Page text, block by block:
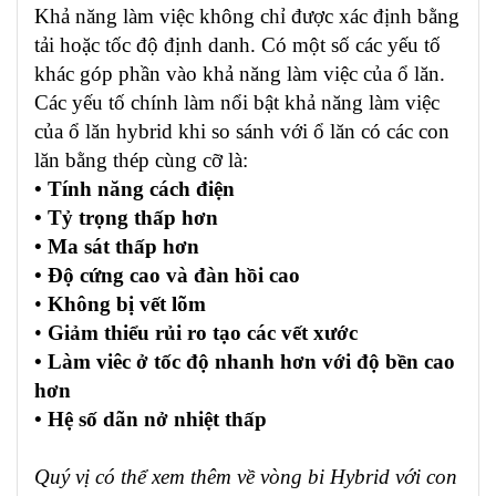
Khả năng làm việc không chỉ được xác định bằng
tải hoặc tốc độ định danh. Có một số các yếu tố
khác góp phần vào khả năng làm việc của ổ lăn.
Các yếu tố chính làm nổi bật khả năng làm việc
của ổ lăn hybrid khi so sánh với ổ lăn có các con
lăn bằng thép cùng cỡ là:
• Tính năng cách điện
• Tỷ trọng thấp hơn
• Ma sát thấp hơn
• Độ cứng cao và đàn hồi cao
• Không bị vết lõm
• Giảm thiểu rủi ro tạo các vết xước
• Làm viêc ở tốc độ nhanh hơn với độ bền cao
hơn
• Hệ số dãn nở nhiệt thấp
Quý vị có thể xem thêm về vòng bi Hybrid với con